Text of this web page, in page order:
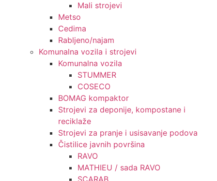
Mali strojevi
Metso
Cedima
Rabljeno/najam
Komunalna vozila i strojevi
Komunalna vozila
STUMMER
COSECO
BOMAG kompaktor
Strojevi za deponije, kompostane i
reciklaže
Strojevi za pranje i usisavanje podova
Čistilice javnih površina
RAVO
MATHIEU / sada RAVO
SCARAB